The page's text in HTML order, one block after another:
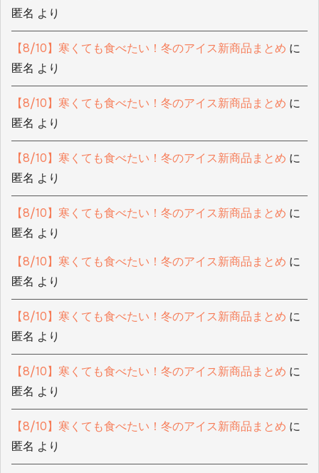
匿名 より
【8/10】寒くても食べたい！冬のアイス新商品まとめ に
匿名 より
【8/10】寒くても食べたい！冬のアイス新商品まとめ に
匿名 より
【8/10】寒くても食べたい！冬のアイス新商品まとめ に
匿名 より
【8/10】寒くても食べたい！冬のアイス新商品まとめ に
匿名 より
【8/10】寒くても食べたい！冬のアイス新商品まとめ に
匿名 より
【8/10】寒くても食べたい！冬のアイス新商品まとめ に
匿名 より
【8/10】寒くても食べたい！冬のアイス新商品まとめ に
匿名 より
【8/10】寒くても食べたい！冬のアイス新商品まとめ に
匿名 より